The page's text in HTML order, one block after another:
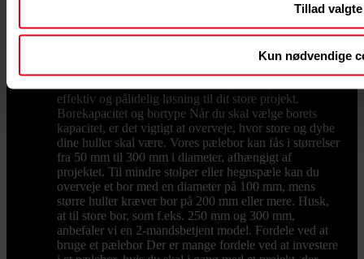
Tillad valgte
Kun nødvendige
pælebor, skal du blot holde værktøjet stabilt og lade
motoren klare boringerne. Dette sparer dig både tid og
kræfter, især når der skal bores mange huller.
Motoriserede pælebor er det perfekte valg til store
effektiv og pålidelig løsning til dit store projekt.
Borekapacitet og bortype Når du skal vælge borets
kapacitet, er det vigtigt at overveje, hvor store og dybe
dine huller skal være. Vores pælebor kan fås i størrelser
fra 50 mm til 300 mm i diameter, afhængigt af
projektet. Til mindre stolper eller hegnspæle kan du
overveje et bor med en diameter på 100 mm, mens
større huller kræver bor på 200 mm eller mere. Husk,
at til store bor, som f.eks. 250 mm og 300 mm,
anbefaler vi en 2-mandsbetjent model. Fordele ved at
bruge et pælebor Der er mange fordele ved at investere